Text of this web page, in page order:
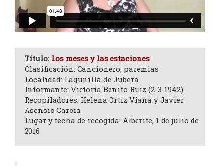
Título: Los meses y las estaciones
Clasificación: Cancionero, paremias
Localidad: Lagunilla de Jubera
Informante: Victoria Benito Ruiz (2-3-1942)
Recopiladores: Helena Ortiz Viana y Javier
Asensio García
Lugar y fecha de recogida: Alberite, 1 de julio de
2016